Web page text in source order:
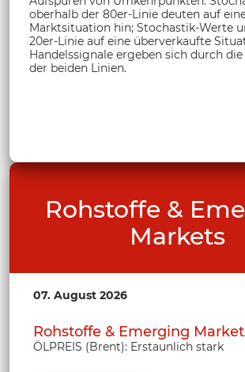
oberhalb der 80er-Linie deuten auf
Marktsituation hin; Stochastik-Werte
20er-Linie auf eine überverkaufte
Handelssignale ergeben sich durch
der beiden Linien.
Rohstoffe &
Markets
07. August 2026
Rohstoffe & Emerging
ÖLPREIS (Brent): Erstaunlich stark